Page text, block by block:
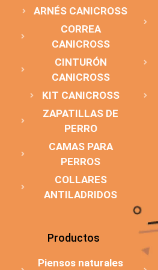
ARNÉS CANICROSS
CORREA
CANICROSS
CINTURÓN
CANICROSS
KIT CANICROSS
ZAPATILLAS DE
PERRO
CAMAS PARA
PERROS
COLLARES
ANTILADRIDOS
Productos
Piensos naturales